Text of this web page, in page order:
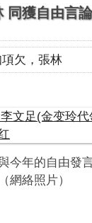
同獲自由言
欠，張林
今年的自由發
網絡照片）